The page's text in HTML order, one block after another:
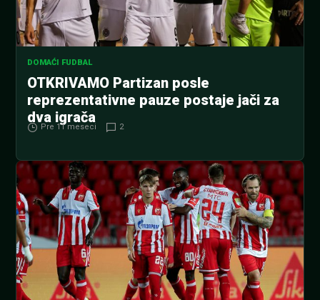
DOMAĆI FUDBAL
OTKRIVAMO Partizan posle
reprezentativne pauze postaje jači za
dva igrača
Pre 11 meseci 2